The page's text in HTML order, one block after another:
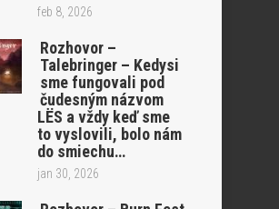
feb 8, 2026
Rozhovor –
Talebringer – Kedysi
sme fungovali pod
čudesným názvom
LËS a vždy keď sme
to vyslovili, bolo nám
do smiechu…
jan 30, 2026